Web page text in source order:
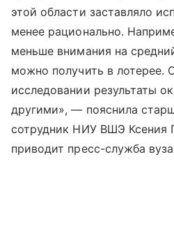
этой области заставляло
менее рационально.
меньше внимания на
можно получить в лотерее.
исследовании результаты
другими», — пояснила
сотрудник НИУ ВШЭ Ксения
приводит пресс-служба